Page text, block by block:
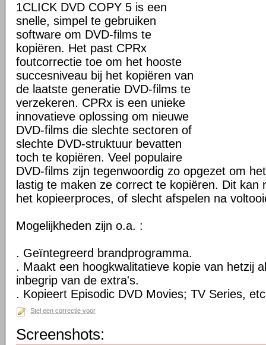
1CLICK DVD COPY 5 is een
snelle, simpel te gebruiken
software om DVD-films te
kopiëren. Het past CPRx
foutcorrectie toe om het hooste
succesniveau bij het kopiëren van
de laatste generatie DVD-films te
verzekeren. CPRx is een unieke
innovatieve oplossing om nieuwe
DVD-films die slechte sectoren of
slechte DVD-struktuur bevatten
toch te kopiëren. Veel populaire
DVD-films zijn tegenwoordig zo opgezet om
lastig te maken ze correct te kopiëren. Dit kan
het kopieerproces, of slecht afspelen na
Mogelijkheden zijn o.a. :
. Geïntegreerd brandprogramma.
. Maakt een hoogkwalitatieve kopie van hetzij
inbegrip van de extra's.
. Kopieert Episodic DVD Movies; TV Series,
Stel een correctie voor
Screenshots: